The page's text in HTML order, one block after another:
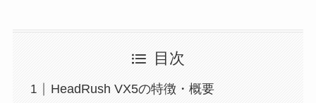
目次
HeadRush VX5の特徴・概要